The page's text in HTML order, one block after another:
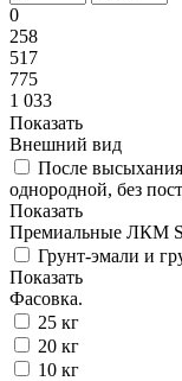
0
258
517
775
1 033
Показать
Внешний вид
После
однородной, без
Показать
Премиальные ЛКМ
Грунт-эмали и
Показать
Фасовка.
25 кг
20 кг
10 кг